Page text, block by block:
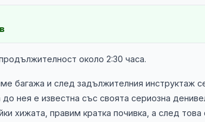
около 2:30 часа.
багажа и след задължителния инструктаж
нея е известна със своята сериозна
хижата, правим кратка почивка, а след това